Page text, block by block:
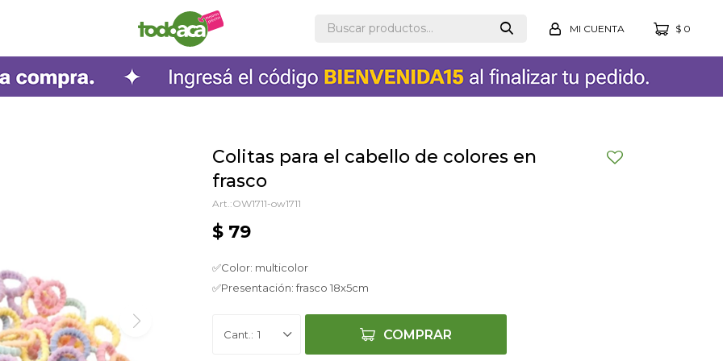
$ 0
Colitas para el cabello de colores en
frasco
OW1711-ow1711
$ 79
✅Color: multicolor
✅Presentación: frasco 18x5cm
1 COMPRAR